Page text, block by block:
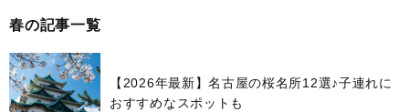
春の記事一覧
【2026年最新】名古屋の桜名所12選♪子連れに
おすすめなスポットも